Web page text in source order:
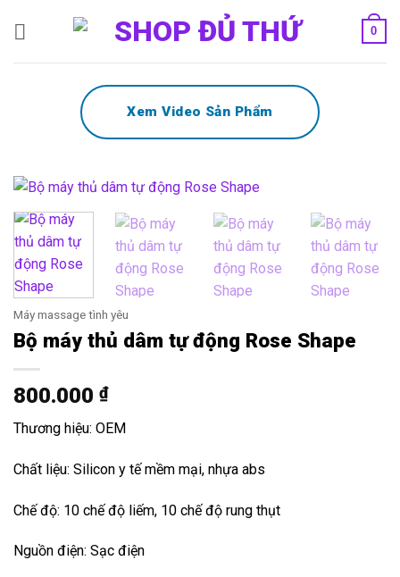
0
Xem Video Sản Phẩm
Máy massage tình yêu
Bộ máy thủ dâm tự động Rose Shape
800.000 ₫
Thương hiệu: OEM
Chất liệu: Silicon y tế mềm mại, nhựa abs
Chế độ: 10 chế độ liếm, 10 chế độ rung thụt
Nguồn điện: Sạc điện